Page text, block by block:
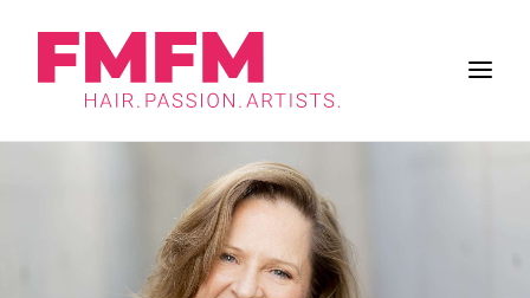
ZUKUNFT DES SALONS